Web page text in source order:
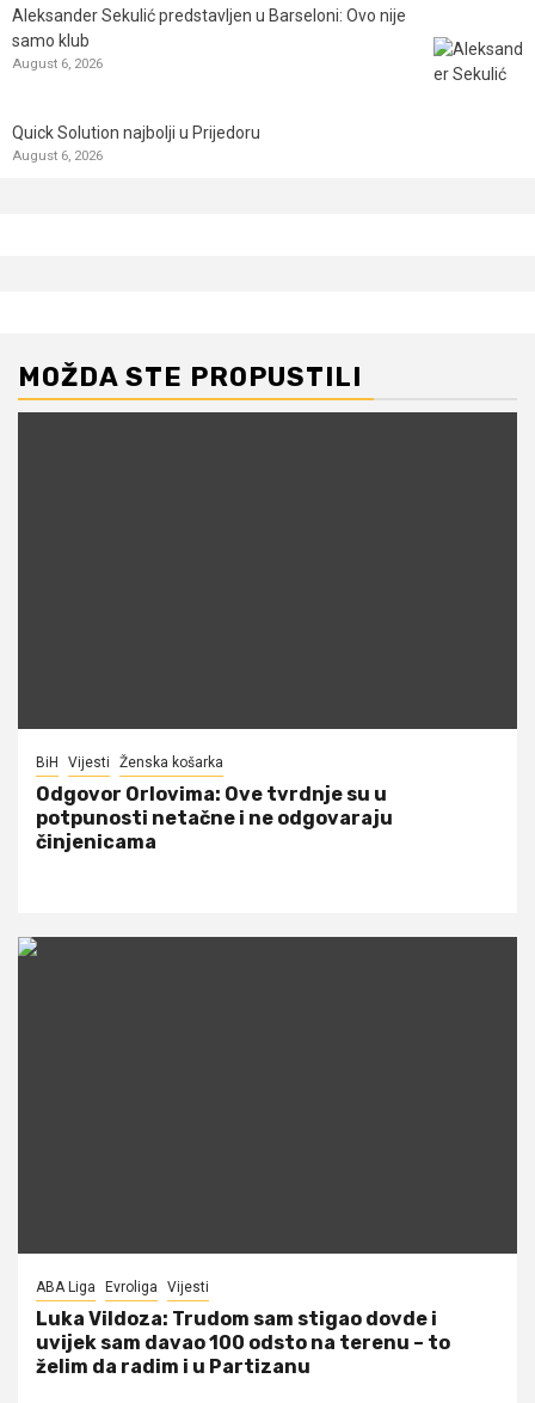
Aleksander Sekulić predstavljen u Barseloni: Ovo nije
samo klub
August 6, 2026
Quick Solution najbolji u Prijedoru
August 6, 2026
MOŽDA STE PROPUSTILI
BiH Vijesti Ženska košarka
Odgovor Orlovima: ​Ove tvrdnje su u
potpunosti netačne i ne odgovaraju
činjenicama
ABA Liga Evroliga Vijesti
Luka Vildoza: Trudom sam stigao dovde i
uvijek sam davao 100 odsto na terenu – to
želim da radim i u Partizanu